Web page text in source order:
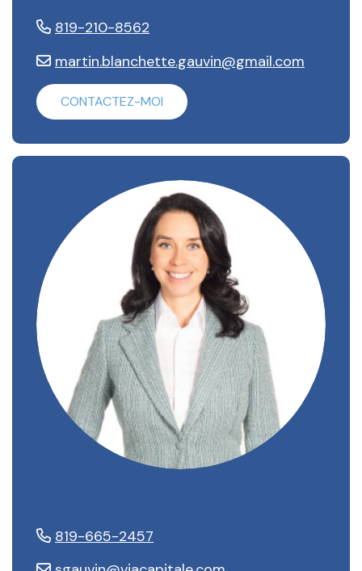
819-210-8562
martin.blanchette.gauvin@gmail.com
CONTACTEZ-MOI
819-665-2457